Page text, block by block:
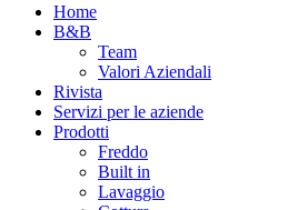
Home
B&B
Team
Valori Aziendali
Rivista
Servizi per le aziende
Prodotti
Freddo
Built in
Lavaggio